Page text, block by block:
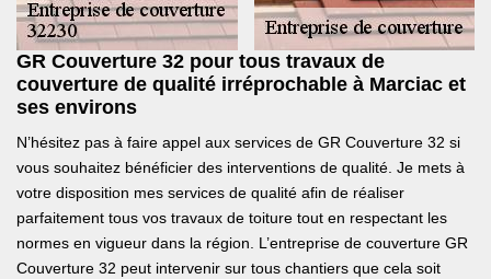
GR Couverture 32 pour tous travaux de
couverture de qualité irréprochable à Marciac et
ses environs
N’hésitez pas à faire appel aux services de GR Couverture 32 si
vous souhaitez bénéficier des interventions de qualité. Je mets à
votre disposition mes services de qualité afin de réaliser
parfaitement tous vos travaux de toiture tout en respectant les
normes en vigueur dans la région. L’entreprise de couverture GR
Couverture 32 peut intervenir sur tous chantiers que cela soit